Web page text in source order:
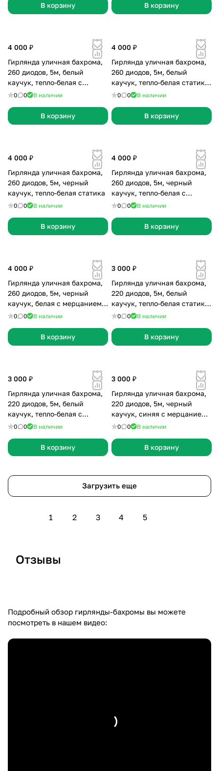
В корзину В корзину
4 000 ₽
Гирлянда уличная бахрома,
260 диодов, 5м, белый
каучук, тепло-белая с
мерцанием, без сетевого
0 0 В наличии
В корзину
4 000 ₽
Гирлянда уличная бахрома,
260 диодов, 5м, белый
каучук, тепло-белая статика,
без сетевого шнура
0 0 В наличии
В корзину
4 000 ₽
Гирлянда уличная бахрома,
260 диодов, 5м, черный
каучук, тепло-белая статика
0 0 В наличии
В корзину
4 000 ₽
Гирлянда уличная бахрома,
260 диодов, 5м, черный
каучук, тепло-белая с
мерцанием, без сетевого
0 0 В наличии
В корзину
4 000 ₽
Гирлянда уличная бахрома,
260 диодов, 5м, черный
каучук, белая с мерцанием,
без сетевого шнура
0 0 В наличии
В корзину
3 000 ₽
Гирлянда уличная бахрома,
220 диодов, 5м, белый
каучук, тепло-белая статика,
без сетевого шнура
0 0 В наличии
В корзину
3 000 ₽
Гирлянда уличная бахрома,
220 диодов, 5м, белый
каучук, тепло-белая с
мерцанием, без сетевого
0 0 В наличии
В корзину
3 000 ₽
Гирлянда уличная бахрома,
220 диодов, 5м, черный
каучук, синяя с мерцанием,
без сетевого шнура
0 0 В наличии
В корзину
Загрузить еще
1 2 3 4 5
Отзывы
Подробный обзор гирлянды-бахромы вы можете
посмотреть в нашем видео: